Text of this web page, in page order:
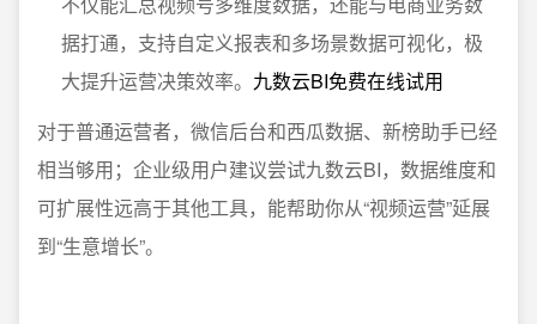
据打通，支持自定义报表和多场景数据可视化，极
大提升运营决策效率。 九数云BI免费在线试用
对于普通运营者，微信后台和西瓜数据、新榜助手已经
相当够用；企业级用户建议尝试九数云BI，数据维度和
可扩展性远高于其他工具，能帮助你从“视频运营”延展
到“生意增长”。